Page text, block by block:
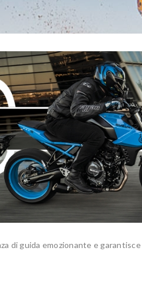
di guida emozionante e